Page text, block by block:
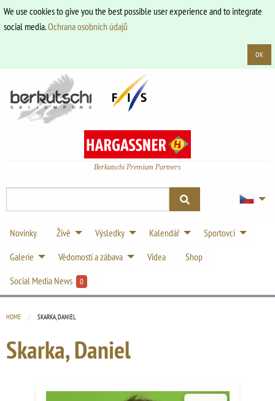
We use cookies to give you the best possible user experience and to integrate
social media.Ochrana osobních údajů
OK
Berkutschi Premium Partners
Novinky Živě Výsledky Kalendář
Sportovci
Galerie
Vědomosti a zábava Videa
Shop
Social Media News
0
HOME CURRENT:
SKARKA, DANIEL
Skarka, Daniel